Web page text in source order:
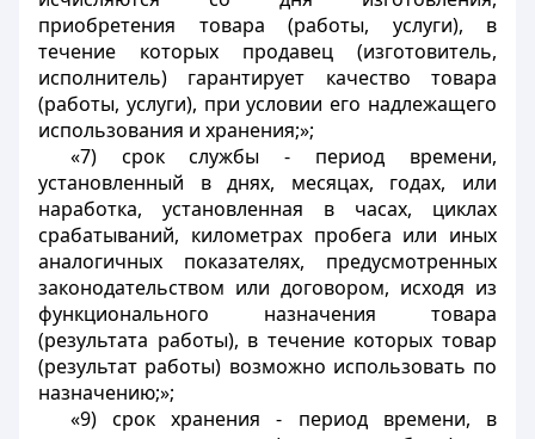
приобретения товара (работы, услуги), в
течение которых продавец (изготовитель,
исполнитель) гарантирует качество товара
(работы, услуги), при условии его надлежащего
использования и хранения;»;
«7) срок службы - период времени,
установленный в днях, месяцах, годах, или
наработка, установленная в часах, циклах
срабатываний, километрах пробега или иных
аналогичных показателях, предусмотренных
законодательством или договором, исходя из
функционального назначения товара
(результата работы), в течение которых товар
(результат работы) возможно использовать по
назначению;»;
«9) срок хранения - период времени, в